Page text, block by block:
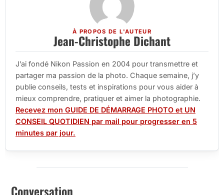
À PROPOS DE L'AUTEUR
Jean-Christophe Dichant
J’ai fondé Nikon Passion en 2004 pour transmettre et
partager ma passion de la photo. Chaque semaine, j’y
publie conseils, tests et inspirations pour vous aider à
mieux comprendre, pratiquer et aimer la photographie.
Recevez mon GUIDE DE DÉMARRAGE PHOTO et UN
CONSEIL QUOTIDIEN par mail pour progresser en 5
minutes par jour.
Conversation